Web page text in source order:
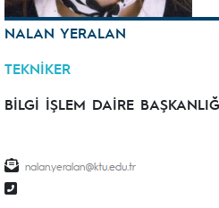
NALAN YERALAN
TEKNİKER
BİLGİ İŞLEM DAİRE
nalan.yeralan